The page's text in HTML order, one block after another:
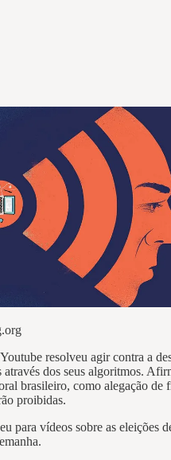
resolveu agir contra a
dos seus algoritmos.
brasileiro, como alegação de
proibidas.
para vídeos sobre as eleições